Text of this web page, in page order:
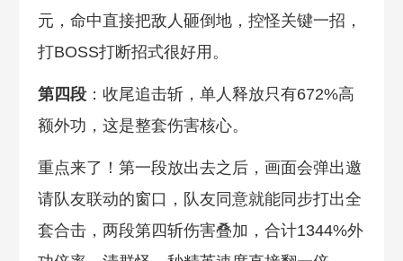
元，命中直接把敌人砸倒地，控怪关键一招，
打BOSS打断招式很好用。
第四段：收尾追击斩，单人释放只有672%高
额外功，这是整套伤害核心。
重点来了！第一段放出去之后，画面会弹出邀
请队友联动的窗口，队友同意就能同步打出全
套合击，两段第四斩伤害叠加，合计1344%外